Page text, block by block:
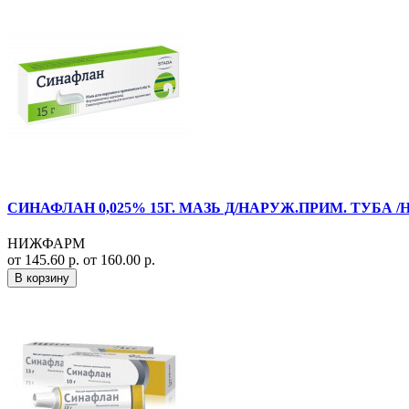
СИНАФЛАН 0,025% 15Г. МАЗЬ Д/НАРУЖ.ПРИМ. ТУБА
НИЖФАРМ
от 145.60 р. от 160.00 р.
В корзину